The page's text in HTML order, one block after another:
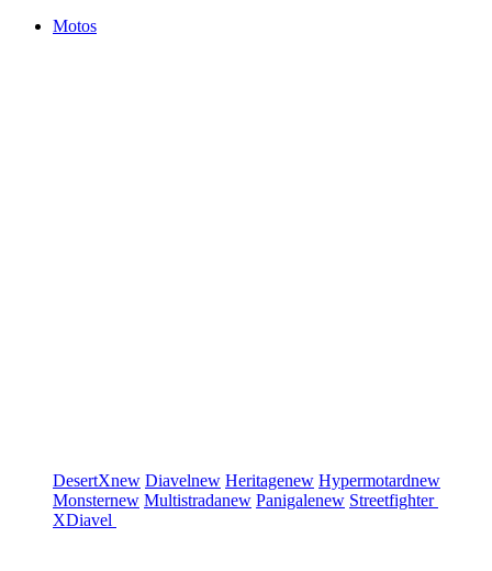
Motos
DesertXnew Diavelnew Heritagenew Hypermotardnew
Monsternew Multistradanew Panigalenew Streetfighter
XDiavel